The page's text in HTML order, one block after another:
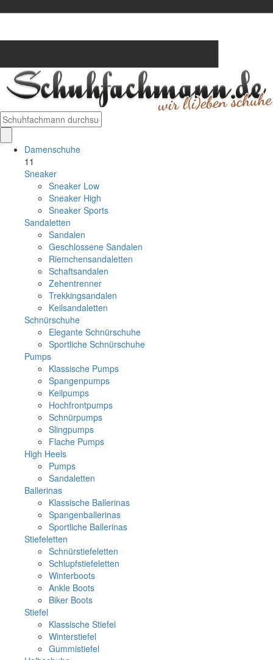
Damenschuhe
11
Sneaker
Sneaker Low
Sneaker High
Sneaker Sports
Sandaletten
Sandalen
Geschlossene Sandalen
Riemchensandaletten
Schaftsandalen
Zehentrenner
Trekkingsandalen
Keilsandaletten
Schnürschuhe
Elegante Schnürschuhe
Sportliche Schnürschuhe
Pumps
Klassische Pumps
Spangenpumps
Keilpumps
Hochfrontpumps
Schnürpumps
Slingpumps
Flache Pumps
High Heels
Pumps
Sandaletten
Ballerinas
Klassische Ballerinas
Spangenballerinas
Sportliche Ballerinas
Stiefeletten
Schnürstiefeletten
Schlupfstiefeletten
Winterboots
Ankle Boots
Biker Boots
Stiefel
Klassische Stiefel
Winterstiefel
Gummistiefel